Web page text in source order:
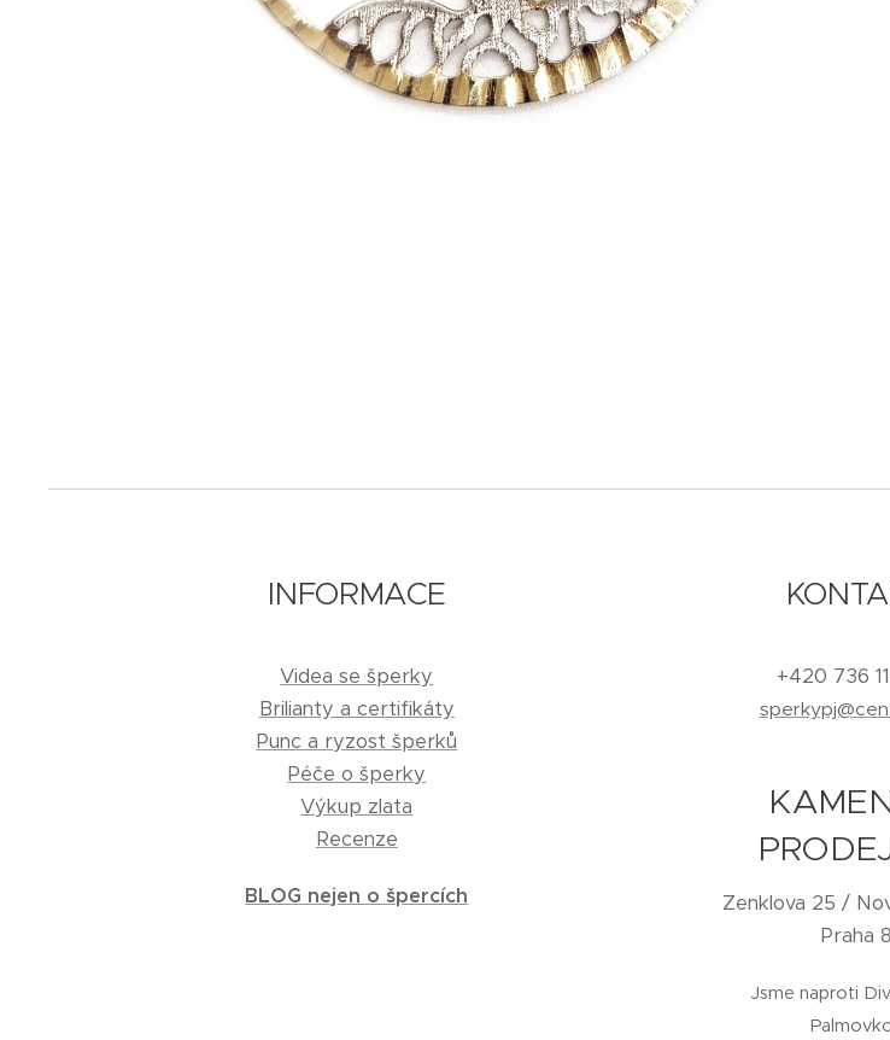
INFORMACE
Videa se šperky
Brilianty a certifikáty
Punc a ryzost šperků
Péče o šperky
Výkup zlata
Recenze
BLOG nejen o špercích
+420 736
Zenklova 25 /
Praha 8
Jsme naproti